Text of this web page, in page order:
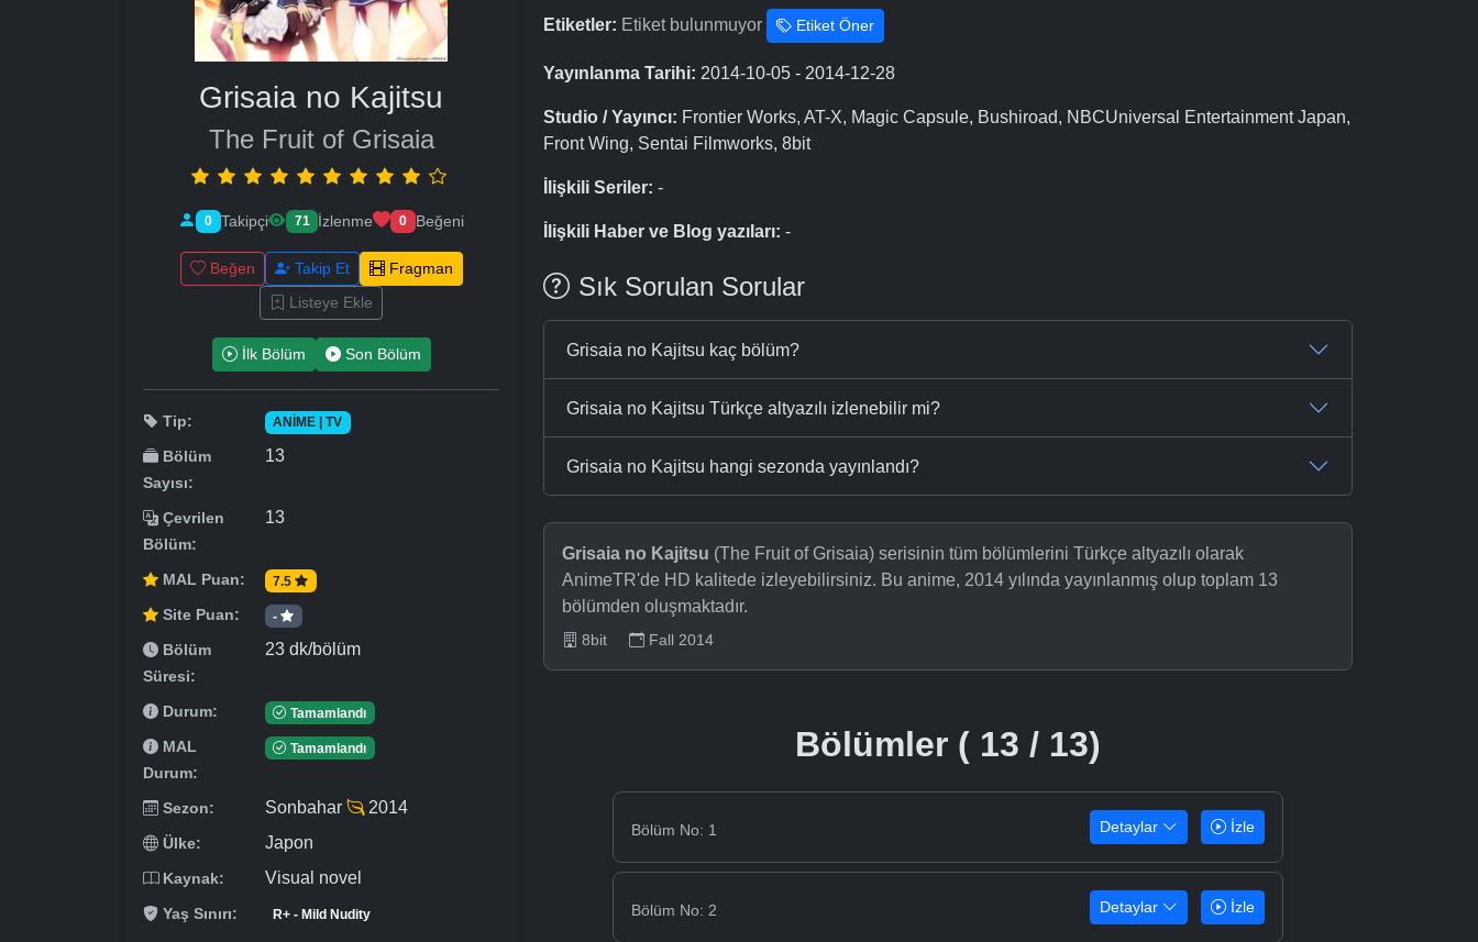
Grisaia no Kajitsu
The Fruit of Grisaia
0 Takipçi 71 İzlenme 0 Beğeni
Beğen Takip Et
Fragman
Listeye Ekle
İlk Bölüm Son Bölüm
Tip: ANIME | TV
Bölüm
Sayısı:
13
Çevrilen
Bölüm:
13
MAL Puan: 7.5
Site Puan: -
Bölüm
Süresi:
23 dk/bölüm
Durum: Tamamlandı
MAL
Durum:
Tamamlandı
Sezon: Sonbahar 2014
Ülke: Japon
Kaynak: Visual novel
Yaş Sınırı: R+ - Mild Nudity
Etiketler: Etiket bulunmuyor Etiket Öner
Yayınlanma Tarihi: 2014-10-05 - 2014-12-28
Studio / Yayıncı: Frontier Works, AT-X, Magic Capsule, Bushiroad, NBCUniversal Entertainment Japan,
Front Wing, Sentai Filmworks, 8bit
İlişkili Seriler: -
İlişkili Haber ve Blog yazıları: -
Sık Sorulan Sorular
Grisaia no Kajitsu kaç bölüm?
Grisaia no Kajitsu Türkçe altyazılı izlenebilir mi?
Grisaia no Kajitsu hangi sezonda yayınlandı?
Grisaia no Kajitsu (The Fruit of Grisaia) serisinin tüm bölümlerini Türkçe altyazılı olarak
AnimeTR'de HD kalitede izleyebilirsiniz. Bu anime, 2014 yılında yayınlanmış olup toplam 13
bölümden oluşmaktadır.
8bit Fall 2014
Bölümler ( 13 / 13)
Bölüm No: 1 Detaylar İzle
Bölüm No: 2 Detaylar İzle